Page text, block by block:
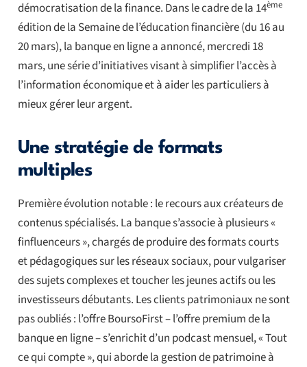
démocratisation de la finance. Dans le cadre de la 14ème
édition de la Semaine de l’éducation financière (du 16 au
20 mars), la banque en ligne a annoncé, mercredi 18
mars, une série d’initiatives visant à simplifier l’accès à
l’information économique et à aider les particuliers à
mieux gérer leur argent.
Une stratégie de formats
multiples
Première évolution notable : le recours aux créateurs de
contenus spécialisés. La banque s’associe à plusieurs «
finfluenceurs », chargés de produire des formats courts
et pédagogiques sur les réseaux sociaux, pour vulgariser
des sujets complexes et toucher les jeunes actifs ou les
investisseurs débutants. Les clients patrimoniaux ne sont
pas oubliés : l’offre BoursoFirst – l’offre premium de la
banque en ligne – s’enrichit d’un podcast mensuel, « Tout
ce qui compte », qui aborde la gestion de patrimoine à